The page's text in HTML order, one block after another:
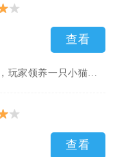
查看
我的汤姆猫主打轻松的虚拟宠物养成体验，玩家领养一只小猫，日常...
查看